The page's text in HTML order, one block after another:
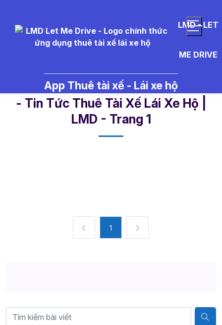
LMD - LET
ME DRIVE
App Thuê tài xế - Lái xe hộ
- Tin Tức Thuê Tài Xế Lái Xe Hộ |
LMD - Trang 1​
1